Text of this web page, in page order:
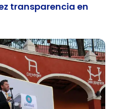
transparencia en